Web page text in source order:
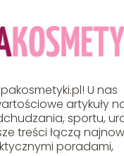
U nas
artykuły
sportu,
treści łączą
poradami,